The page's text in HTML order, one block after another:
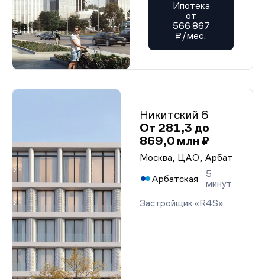
Ипотека
от
566 867
₽/мес.
Никитский 6
От 281,3 до
869,0 млн ₽
Москва, ЦАО, Арбат
Арбатская
5
минут
Застройщик «R4S»